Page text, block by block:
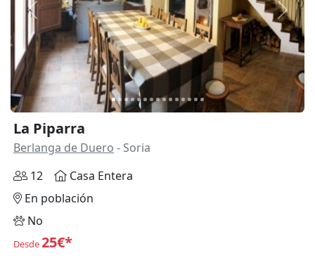
Anterior
La Piparra
Berlanga de Duero - Soria
12
Casa Entera
En población
No
Desde25€*